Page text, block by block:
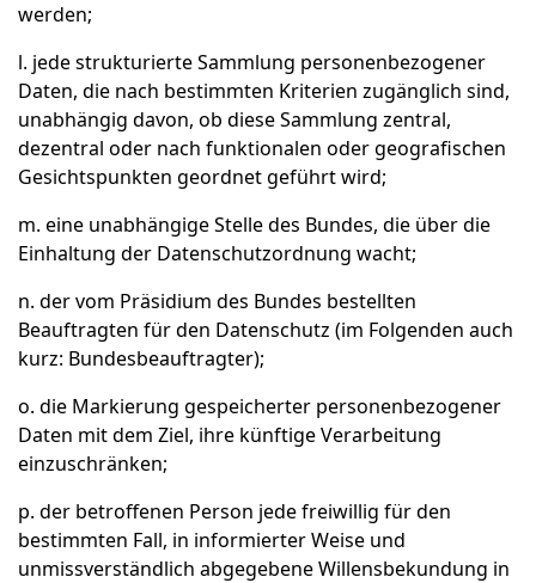
werden;
l. jede strukturierte Sammlung personenbezogener
Daten, die nach bestimmten Kriterien zugänglich sind,
unabhängig davon, ob diese Sammlung zentral,
dezentral oder nach funktionalen oder geografischen
Gesichtspunkten geordnet geführt wird;
m. eine unabhängige Stelle des Bundes, die über die
Einhaltung der Datenschutzordnung wacht;
n. der vom Präsidium des Bundes bestellten
Beauftragten für den Datenschutz (im Folgenden auch
kurz: Bundesbeauftragter);
o. die Markierung gespeicherter personenbezogener
Daten mit dem Ziel, ihre künftige Verarbeitung
einzuschränken;
p. der betroffenen Person jede freiwillig für den
bestimmten Fall, in informierter Weise und
unmissverständlich abgegebene Willensbekundung in